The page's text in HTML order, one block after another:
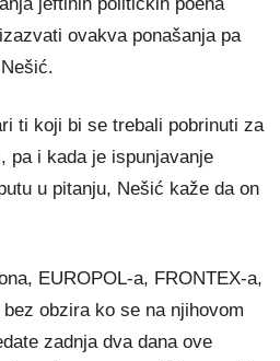
ovakva ponašanja pa
ti koji bi se trebali pobrinuti za
pa i kada je ispunjavanje
u pitanju, Nešić kaže da on
EUROPOL-a, FRONTEX-a,
obzira ko se na njihovom
zadnja dva dana ove